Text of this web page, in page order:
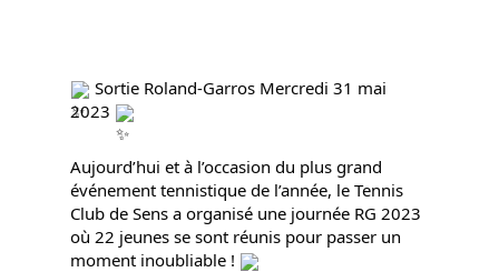
Sortie Roland-Garros Mercredi 31 mai
2023
Aujourd’hui et à l’occasion du plus grand
événement tennistique de l’année, le Tennis
Club de Sens a organisé une journée RG 2023
où 22 jeunes se sont réunis pour passer un
moment inoubliable !